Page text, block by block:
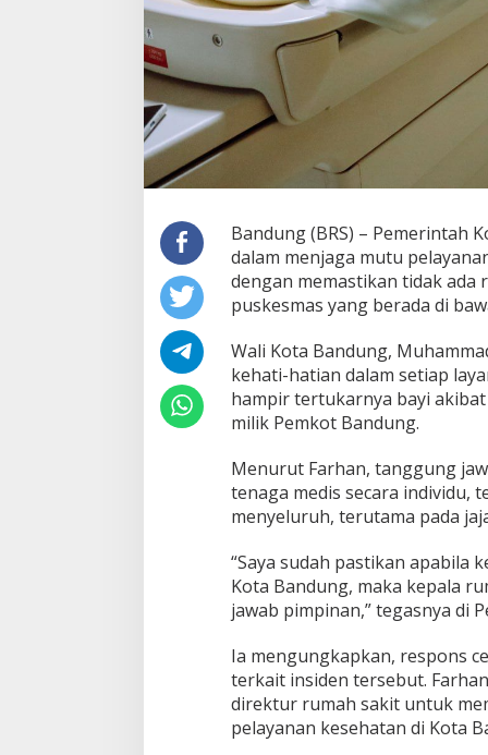
Bandung (BRS) – Pemerintah
dalam menjaga mutu
dengan memastikan tidak ada
puskesmas yang berada di
Wali Kota Bandung,
kehati-hatian dalam setiap
hampir tertukarnya bayi
milik Pemkot Bandung.
Menurut Farhan, tanggung
tenaga medis secara individu,
menyeluruh, terutama pada
“Saya sudah pastikan apabila
Kota Bandung, maka kepala
jawab pimpinan,” tegasnya di
Ia mengungkapkan, respons
terkait insiden tersebut.
direktur rumah sakit untuk
pelayanan kesehatan di Kota